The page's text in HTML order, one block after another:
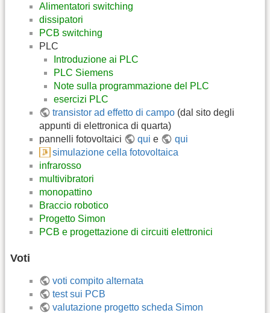
Alimentatori switching
dissipatori
PCB switching
PLC
Introduzione ai PLC
PLC Siemens
Note sulla programmazione del PLC
esercizi PLC
transistor ad effetto di campo (dal sito degli
appunti di elettronica di quarta)
pannelli fotovoltaici
qui e
qui
simulazione cella fotovoltaica
infrarosso
multivibratori
monopattino
Braccio robotico
Progetto Simon
PCB e progettazione di circuiti elettronici
Voti
voti compito alternata
test sui PCB
valutazione progetto scheda Simon